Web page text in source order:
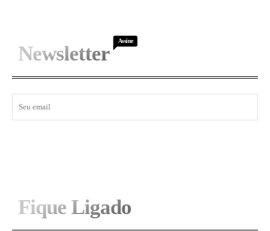
Newsletter
Assine
Fique Ligado